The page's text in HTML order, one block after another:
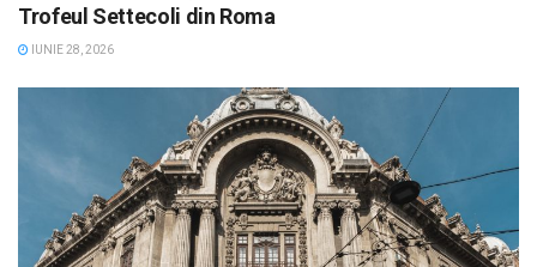
Trofeul Settecoli din Roma
IUNIE 28, 2026